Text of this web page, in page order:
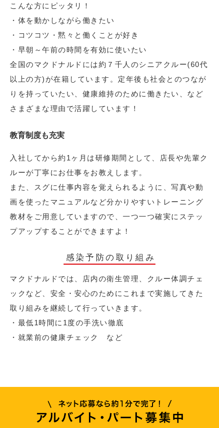
こんな方にピッタリ！
・体を動かしながら働きたい
・コツコツ・黙々と働くことが好き
・早朝～午前の時間を有効に使いたい
全国のマクドナルドには約７千人のシニアクルー(60代
以上の方)が在籍しています。定年後も社会とのつなが
りを持っていたい、健康維持のために働きたい、など
さまざまな理由で活躍しています！
教育制度も充実
入社してから約1ヶ月は研修期間として、店長や先輩ク
ルーが丁寧にお仕事をお教えします。
また、スグに仕事内容を覚えられるように、写真や動
画を使ったマニュアルなど分かりやすいトレーニング
教材をご用意していますので、一つ一つ確実にステッ
プアップすることができますよ！
感染予防の取り組み
マクドナルドでは、店内の衛生管理、クルー体調チェ
ックなど、安全・安心のためにこれまで実施してきた
取り組みを継続して行っていきます。
・最低1時間に1度の手洗い徹底
・就業前の健康チェック など